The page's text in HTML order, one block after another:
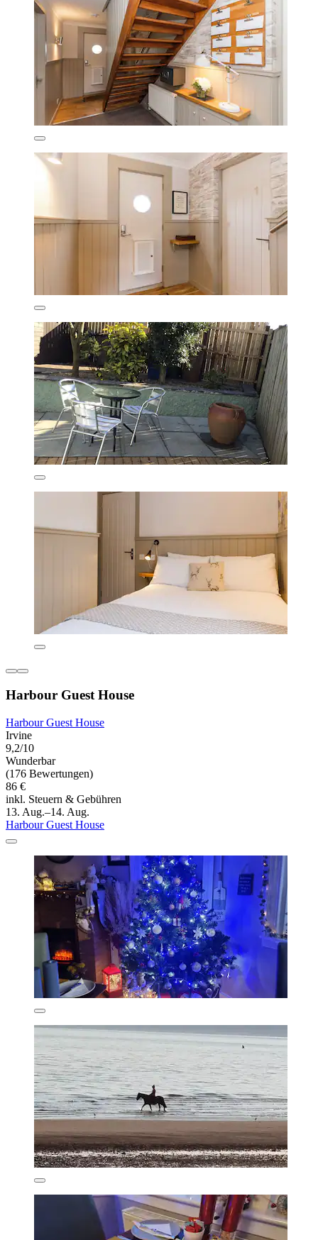
Harbour Guest House
Harbour Guest House
Irvine
9,2/10
Wunderbar
(176 Bewertungen)
86 €
inkl. Steuern & Gebühren
13. Aug.–14. Aug.
Harbour Guest House